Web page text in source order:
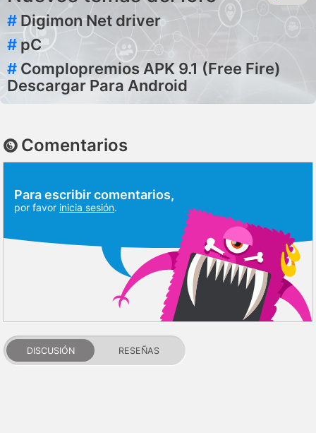
# Digimon Net driver
# pC
# Complopremios APK 9.1 (Free Fire)
Descargar Para Android
Comentarios
Para escribir comentarios,
por favor inicia sesión.
DISCUSIÓN RESEÑAS